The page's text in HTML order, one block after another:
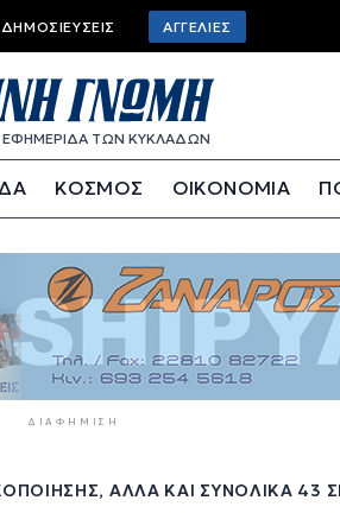
Top
bar
menu
ΔΗΜΟΣΙΕΎΣΕΙΣ ΑΓΓΕΛΊΕΣ
ΕΦΗΜΕΡΙΔΑ ΤΩΝ ΚΥΚΛΑΔΩΝ
ΚΟΣΜΟΣ ΟΙΚΟΝΟΜΙΑ
ΔΙΑΦΉΜΙΣΗ
ΑΛΛΆ ΚΑΙ ΣΥΝΟΛΙΚΆ 43